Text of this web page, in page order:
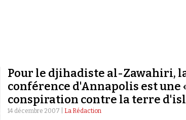
Pour le djihadiste al-Zawahiri,
conférence d'Annapolis est une
conspiration contre la terre
14 décembre 2007 | La Rédaction